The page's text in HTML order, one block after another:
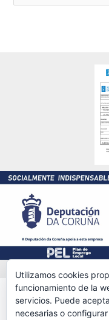
© 2025 ALL RIGHTS
Utilizamos cookies
funcionamiento de la
servicios. Puede
necesarias o